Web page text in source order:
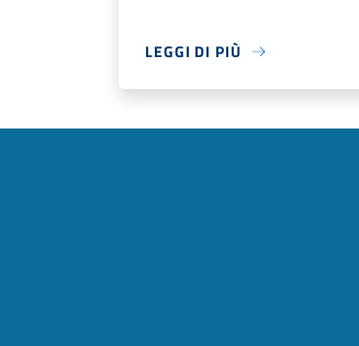
LEGGI DI PIÙ